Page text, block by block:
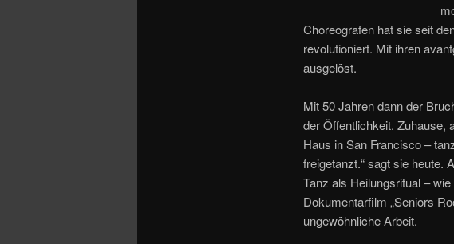
Choreografen hat sie seit
revolutioniert. Mit ihren
ausgelöst.
Mit 50 Jahren dann der
der Öffentlichkeit. Zuhause,
Haus in San Francisco –
freigetanzt.“ sagt sie heute.
Tanz als Heilungsritual –
Dokumentarfilm „Seniors
ungewöhnliche Arbeit.